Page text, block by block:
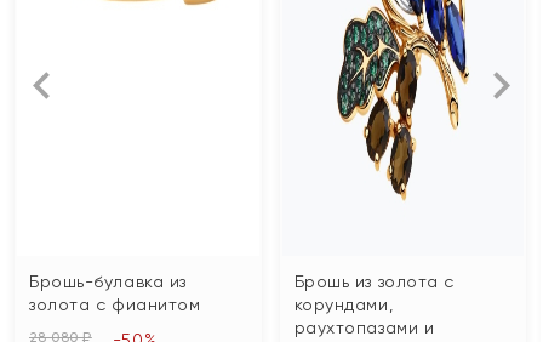
Брошь-булавка из
золота с фианитом
28 080 ₽
Брошь из золота с
корундами,
раухтопазами и